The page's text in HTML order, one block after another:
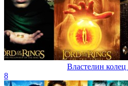
Властелин колец
8